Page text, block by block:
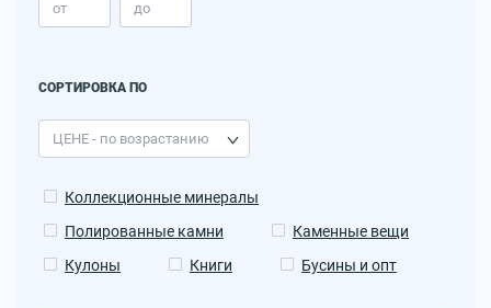
СОРТИРОВКА ПО
Коллекционные минералы
Полированные камни
Каменные вещи
Кулоны
Книги Бусины и опт